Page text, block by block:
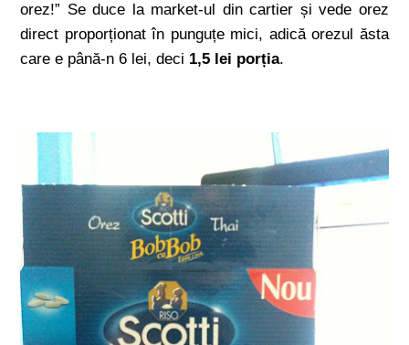
orez!” Se duce la market-ul din cartier și vede orez
direct proporționat în punguțe mici, adică orezul ăsta
care e până-n 6 lei, deci 1,5 lei porția.